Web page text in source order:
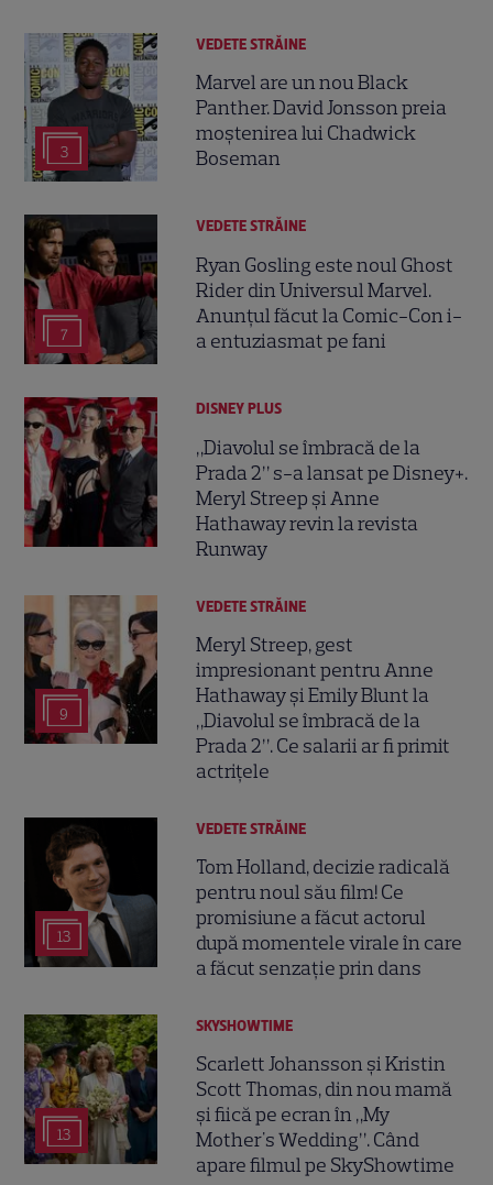
3
VEDETE STRĂINE
Marvel are un nou Black
Panther. David Jonsson preia
moștenirea lui Chadwick
Boseman
7
VEDETE STRĂINE
Ryan Gosling este noul Ghost
Rider din Universul Marvel.
Anunțul făcut la Comic-Con i-
a entuziasmat pe fani
DISNEY PLUS
„Diavolul se îmbracă de la
Prada 2” s-a lansat pe Disney+.
Meryl Streep și Anne
Hathaway revin la revista
Runway
9
VEDETE STRĂINE
Meryl Streep, gest
impresionant pentru Anne
Hathaway și Emily Blunt la
„Diavolul se îmbracă de la
Prada 2”. Ce salarii ar fi primit
actrițele
13
VEDETE STRĂINE
Tom Holland, decizie radicală
pentru noul său film! Ce
promisiune a făcut actorul
după momentele virale în care
a făcut senzație prin dans
13
SKYSHOWTIME
Scarlett Johansson și Kristin
Scott Thomas, din nou mamă
și fiică pe ecran în „My
Mother's Wedding”. Când
apare filmul pe SkyShowtime